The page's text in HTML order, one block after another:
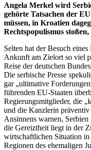
Angela Merkel wird
gehörte Tatsachen der
müssen, in Kroatien
Rechtspopulismus stoßen,
Selten hat der Besuch
Ankunft am Zielort so viel
Reise der deutschen
Die serbische Presse
gar „ultimative
führenden EU-Staaten
Regierungsmitglieder, die
und die Kanzlerin
Ansinnens warnen,
die Gereiztheit liegt in der
wirtschaftlichen Situation
Regionen des ehemaligen